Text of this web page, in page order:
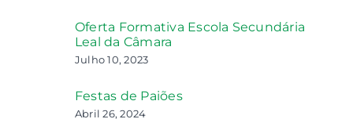
Oferta Formativa Escola Secundária
Leal da Câmara
Julho 10, 2023
Festas de Paiões
Abril 26, 2024